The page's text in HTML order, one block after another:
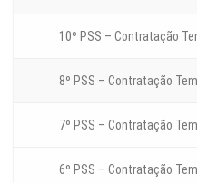
10º PSS – Contratação
8º PSS – Contratação
7º PSS – Contratação
6º PSS – Contratação